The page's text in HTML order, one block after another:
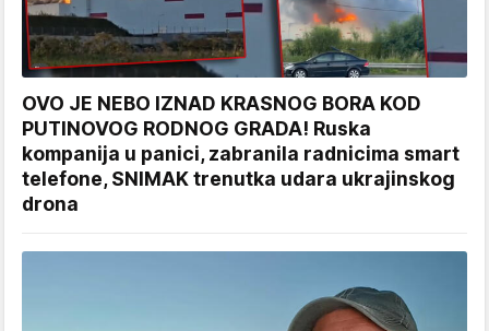
OVO JE NEBO IZNAD KRASNOG BORA KOD
PUTINOVOG RODNOG GRADA! Ruska
kompanija u panici, zabranila radnicima smart
telefone, SNIMAK trenutka udara ukrajinskog
drona